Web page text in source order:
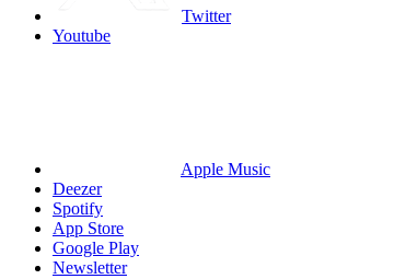
Twitter
Youtube
Apple Music
Deezer
Spotify
App Store
Google Play
Newsletter